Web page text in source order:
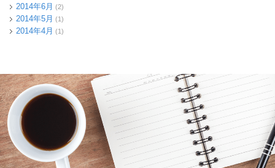
2014年6月 (2)
2014年5月 (1)
2014年4月 (1)